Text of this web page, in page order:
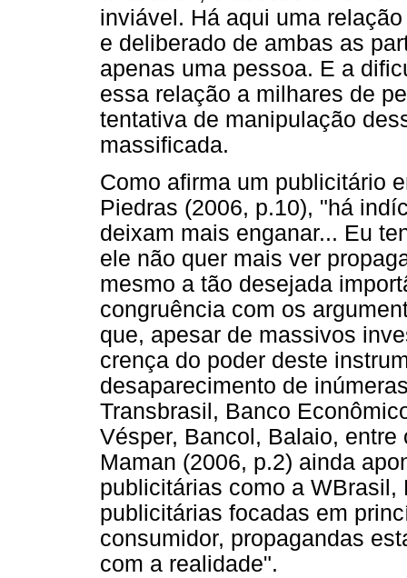
inviável. Há aqui uma
e deliberado de ambas as
apenas uma pessoa. E a
essa relação a milhares de
tentativa de manipulação
massificada.
Como afirma um publicitário
Piedras (2006, p.10), "há
deixam mais enganar... Eu
ele não quer mais ver
mesmo a tão desejada
congruência com os
que, apesar de massivos
crença do poder deste
desaparecimento de
Transbrasil, Banco
Vésper, Bancol, Balaio,
Maman (2006, p.2) ainda
publicitárias como a
publicitárias focadas em
consumidor, propagandas
com a realidade".